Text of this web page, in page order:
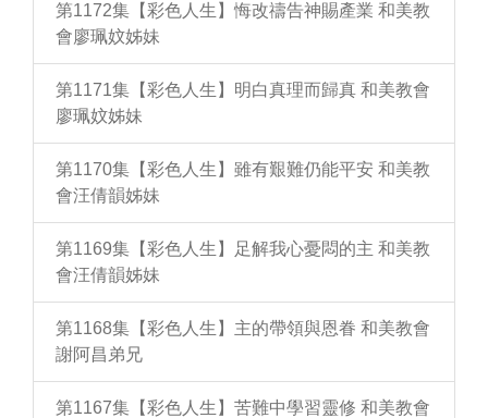
第1172集【彩色人生】悔改禱告神賜產業 和美教
會廖珮妏姊妹
第1171集【彩色人生】明白真理而歸真 和美教會
廖珮妏姊妹
第1170集【彩色人生】雖有艱難仍能平安 和美教
會汪倩韻姊妹
第1169集【彩色人生】足解我心憂悶的主 和美教
會汪倩韻姊妹
第1168集【彩色人生】主的帶領與恩眷 和美教會
謝阿昌弟兄
第1167集【彩色人生】苦難中學習靈修 和美教會